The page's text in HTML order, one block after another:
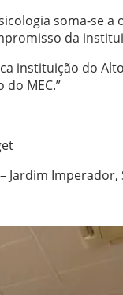
soma-se
da
instituição do
MEC.”
Jardim Imperador,